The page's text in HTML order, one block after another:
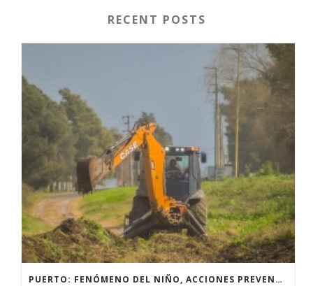
RECENT POSTS
PUERTO: FENÓMENO DEL NIÑO, ACCIONES PREVENTIVAS Y OBRAS.